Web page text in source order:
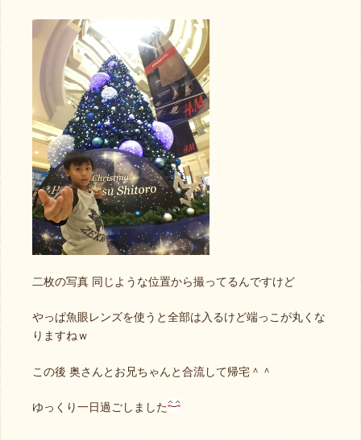
二枚の写真 同じような位置から撮ってるんですけど
やっぱ魚眼レンズを使うと全部は入るけど端っこが丸くな
りますねｗ
この後 奥さんとお兄ちゃんと合流して帰宅＾＾
ゆっくり一日過ごしました